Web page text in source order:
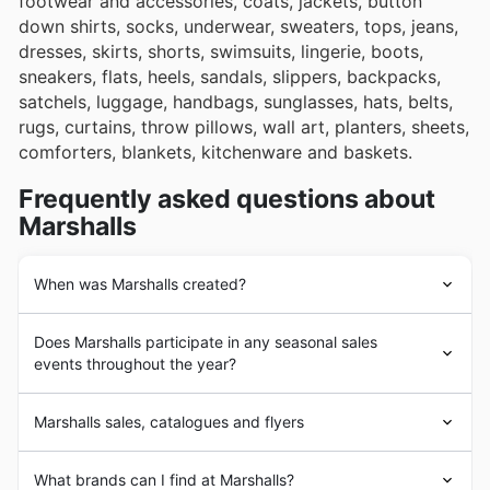
down shirts, socks, underwear, sweaters, tops, jeans,
dresses, skirts, shorts, swimsuits, lingerie, boots,
sneakers, flats, heels, sandals, slippers, backpacks,
satchels, luggage, handbags, sunglasses, hats, belts,
rugs, curtains, throw pillows, wall art, planters, sheets,
comforters, blankets, kitchenware and baskets.
Frequently asked questions about
Marshalls
When was Marshalls created?
on the East Coast and collectively started the “Brand
Names for Less” concept, with low prices and leasing
the different departments to separate sellers. By 1966
Marshallswas already the leading off-price retail chain
in the nation, and it grew even more during the 1970s.
1995 by TJX, becoming TJ Maxx’s sister brand.
Does Marshalls participate in any seasonal sales
events throughout the year?
nombreux événements de ventes saisonnières, vous
offrant ainsi d'excellentes occasions d'économiser sur
les hebdomadaires, les rabais et les coupons. Gardez un
Marshalls sales, catalogues and flyers
What brands can I find at Marshalls?